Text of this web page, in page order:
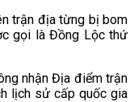
trận địa từng bị bom
gọi là Đồng Lộc thứ
nhận Địa điểm trận
lịch sử cấp quốc gia